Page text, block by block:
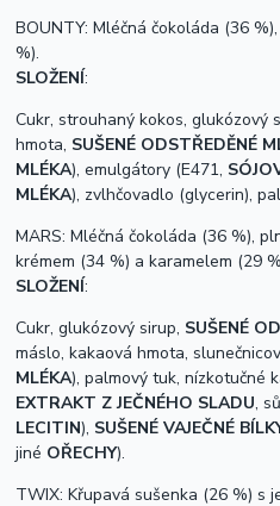
BOUNTY: Mléčná čokoláda (36
%).
SLOŽENÍ:
Cukr, strouhaný kokos, glukózový
hmota, SUŠENÉ ODSTŘEDĚNÉ
MLÉKA),emulgátory (E471,
MLÉKA), zvlhčovadlo (glycerin),
MARS: Mléčná čokoláda (36 %),
krémem (34 %) a karamelem (29
SLOŽENÍ:
Cukr, glukózový sirup, SUŠENÉ
máslo, kakaová hmota,
MLÉKA),palmový tuk, nízkotučné
EXTRAKT Z JEČNÉHO SLADU,
LECITIN), SUŠENÉ VAJEČNÉ
jiné OŘECHY).
TWIX: Křupavá sušenka (26 %) s